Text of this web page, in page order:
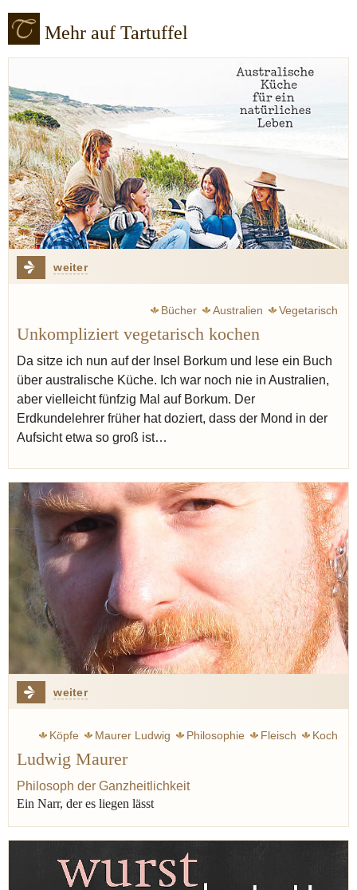
Mehr auf Tartuffel
weiter
Bücher Australien Vegetarisch
Unkompliziert vegetarisch kochen
Da sitze ich nun auf der Insel Borkum und lese ein Buch
über australische Küche. Ich war noch nie in Australien,
aber vielleicht fünfzig Mal auf Borkum. Der
Erdkundelehrer früher hat doziert, dass der Mond in der
Aufsicht etwa so groß ist…
weiter
Köpfe Maurer Ludwig Philosophie Fleisch
Koch
Ludwig Maurer
Philosoph der Ganzheitlichkeit
Ein Narr, der es liegen lässt